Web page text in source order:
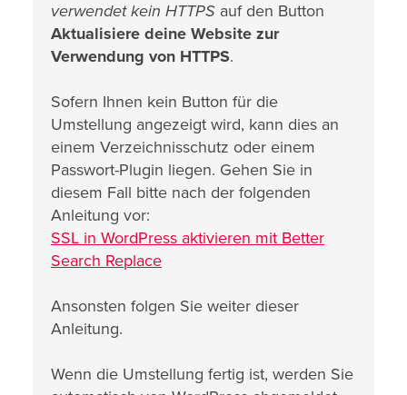
verwendet kein HTTPS auf den Button
Aktualisiere deine Website zur
Verwendung von HTTPS.
Sofern Ihnen kein Button für die
Umstellung angezeigt wird, kann dies an
einem Verzeichnisschutz oder einem
Passwort-Plugin liegen. Gehen Sie in
diesem Fall bitte nach der folgenden
Anleitung vor:
SSL in WordPress aktivieren mit Better
Search Replace
Ansonsten folgen Sie weiter dieser
Anleitung.
Wenn die Umstellung fertig ist, werden Sie